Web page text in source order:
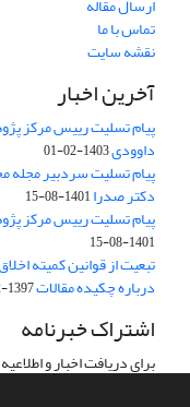
تماس با ما
نقشه سایت
آخرین اخبار
پیام تسلیت رییس مرکز
داوودی1403-02-01
پیام تسلیت سردبیر
دکتر صدرا1401-08-15
پیام تسلیت رییس مرکز
1401-08-15
تبعیت از قوانین کمیته
درباره چکیده مقالات1397-12-27
اشتراک خبرنامه
برای دریافت اخبار و